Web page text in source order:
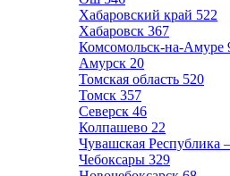
Хабаровский край 522
Хабаровск 367
Комсомольск-на-Амуре
Амурск 20
Томская область 520
Томск 357
Северск 46
Колпашево 22
Чувашская
Чебоксары 329